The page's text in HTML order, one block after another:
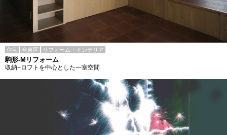
住宅 台東区 リフォーム・インテリア
駒形-Mリフォーム
収納+ロフトを中心とした一室空間